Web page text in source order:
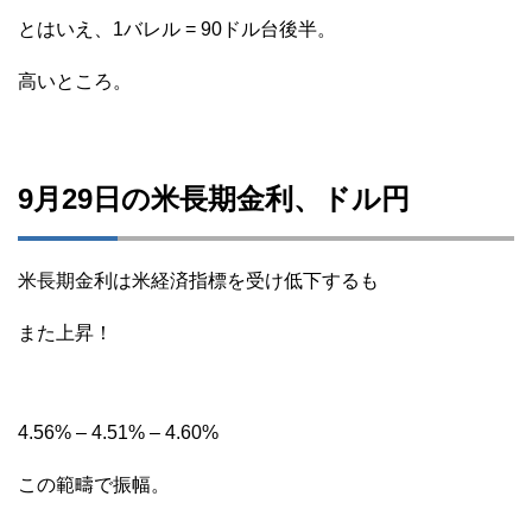
とはいえ、1バレル = 90ドル台後半。
高いところ。
9月29日の米長期金利、ドル円
米長期金利は米経済指標を受け低下するも
また上昇！
4.56% – 4.51% – 4.60%
この範疇で振幅。